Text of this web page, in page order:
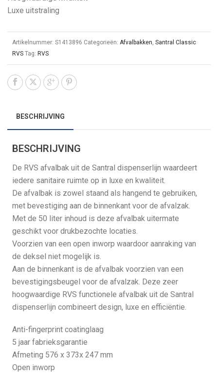
Luxe uitstraling
Artikelnummer: S1413896 Categorieën: Afvalbakken, Santral Classic
RVS Tag: RVS
BESCHRIJVING
BESCHRIJVING
De RVS afvalbak uit de Santral dispenserlijn waardeert
iedere sanitaire ruimte op in luxe en kwaliteit.
De afvalbak is zowel staand als hangend te gebruiken,
met bevestiging aan de binnenkant voor de afvalzak.
Met de 50 liter inhoud is deze afvalbak uitermate
geschikt voor drukbezochte locaties.
Voorzien van een open inworp waardoor aanraking van
de deksel niet mogelijk is.
Aan de binnenkant is de afvalbak voorzien van een
bevestigingsbeugel voor de afvalzak. Deze zeer
hoogwaardige RVS functionele afvalbak uit de Santral
dispenserlijn combineert design, luxe en efficiëntie.
Anti-fingerprint coatinglaag
5 jaar fabrieksgarantie
Afmeting 576 x 373x 247 mm
Open inworp